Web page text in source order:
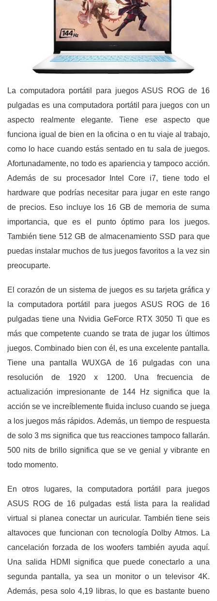
La computadora portátil para juegos ASUS ROG de 16
pulgadas es una computadora portátil para juegos con un
aspecto realmente elegante. Tiene ese aspecto que
funciona igual de bien en la oficina o en tu viaje al trabajo,
como lo hace cuando estás sentado en tu sala de juegos.
Afortunadamente, no todo es apariencia y tampoco acción.
Además de su procesador Intel Core i7, tiene todo el
hardware que podrías necesitar para jugar en este rango
de precios. Eso incluye los 16 GB de memoria de suma
importancia, que es el punto óptimo para los juegos.
También tiene 512 GB de almacenamiento SSD para que
puedas instalar muchos de tus juegos favoritos a la vez sin
preocuparte.
El corazón de un sistema de juegos es su tarjeta gráfica y
la computadora portátil para juegos ASUS ROG de 16
pulgadas tiene una Nvidia GeForce RTX 3050 Ti que es
más que competente cuando se trata de jugar los últimos
juegos. Combinado bien con él, es una excelente pantalla.
Tiene una pantalla WUXGA de 16 pulgadas con una
resolución de 1920 x 1200. Una frecuencia de
actualización impresionante de 144 Hz significa que la
acción se ve increíblemente fluida incluso cuando se juega
a los juegos más rápidos. Además, un tiempo de respuesta
de solo 3 ms significa que tus reacciones tampoco fallarán.
500 nits de brillo significa que se ve genial y vibrante en
todo momento.
En otros lugares, la computadora portátil para juegos
ASUS ROG de 16 pulgadas está lista para la realidad
virtual si planea conectar un auricular. También tiene seis
altavoces que funcionan con tecnología Dolby Atmos. La
cancelación forzada de los woofers también ayuda aquí.
Una salida HDMI significa que puede conectarlo a una
segunda pantalla, ya sea un monitor o un televisor 4K.
Además, pesa solo 4,19 libras, lo que es bastante bueno